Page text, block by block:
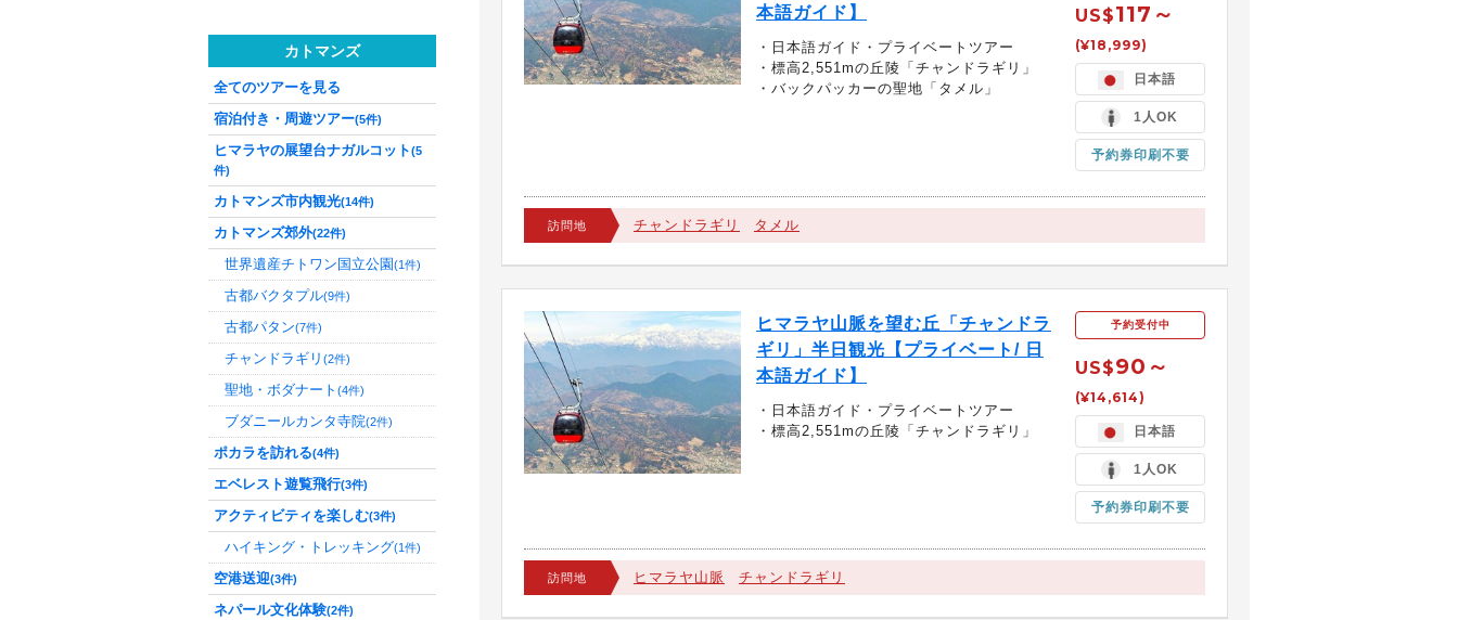
本語ガイド】
・日本語ガイド・プライベートツアー
・標高2,551mの丘陵「チャンドラギリ」
・バックパッカーの聖地「タメル」
US$117～
(¥18,999)
日本語
1人OK
予約券印刷不要
訪問地 チャンドラギリ タメル
ヒマラヤ山脈を望む丘「チャンドラ
ギリ」半日観光【プライベート/ 日
本語ガイド】
・日本語ガイド・プライベートツアー
・標高2,551mの丘陵「チャンドラギリ」
予約受付中
US$90～
(¥14,614)
日本語
1人OK
予約券印刷不要
訪問地 ヒマラヤ山脈 チャンドラギリ
カトマンズ
全てのツアーを見る
宿泊付き・周遊ツアー(5件)
ヒマラヤの展望台ナガルコット(5
件)
カトマンズ市内観光(14件)
カトマンズ郊外(22件)
世界遺産チトワン国立公園(1件)
古都バクタプル(9件)
古都パタン(7件)
チャンドラギリ (2件)
聖地・ボダナート (4件)
ブダニールカンタ寺院(2件)
ポカラを訪れる(4件)
エベレスト遊覧飛行(3件)
アクティビティを楽しむ(3件)
ハイキング・トレッキング(1件)
空港送迎(3件)
ネパール文化体験(2件)